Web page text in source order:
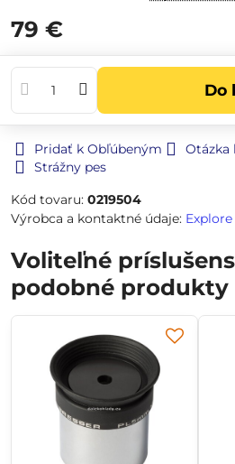
79 €
Pridať k Obľúbeným
Otázka
Strážny pes
Kód tovaru: 0219504
Výrobca a kontaktné údaje:
Voliteľné
podobné produkty